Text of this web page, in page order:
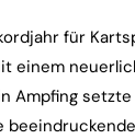
für
einem
Ampfing